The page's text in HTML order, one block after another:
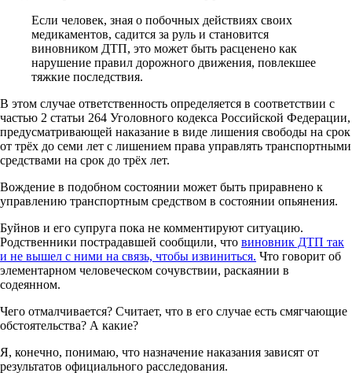
Если человек, зная о побочных действиях своих
медикаментов, садится за руль и становится
виновником ДТП, это может быть расценено как
нарушение правил дорожного движения, повлекшее
тяжкие последствия.
В этом случае ответственность определяется в соответствии с
частью 2 статьи 264 Уголовного кодекса Российской Федерации,
предусматривающей наказание в виде лишения свободы на срок
от трёх до семи лет с лишением права управлять транспортными
средствами на срок до трёх лет.
Вождение в подобном состоянии может быть приравнено к
управлению транспортным средством в состоянии опьянения.
Буйнов и его супруга пока не комментируют ситуацию.
Родственники пострадавшей сообщили, что виновник ДТП так
и не вышел с ними на связь, чтобы извиниться. Что говорит об
элементарном человеческом сочувствии, раскаянии в
содеянном.
Чего отмалчивается? Считает, что в его случае есть смягчающие
обстоятельства? А какие?
Я, конечно, понимаю, что назначение наказания зависят от
результатов официального расследования.